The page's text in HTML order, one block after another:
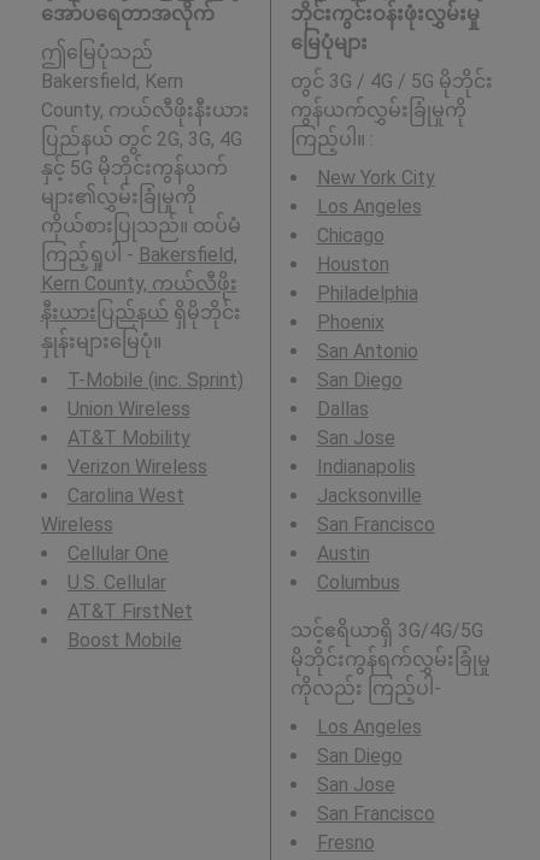
အော်ပရေတာအလိုက်
ဤမြေပုံသည်
Bakersfield, Kern
County, ကယ်လီဖိုးနီးယား
ပြည်နယ် တွင် 2G, 3G, 4G
နှင့် 5G မိုဘိုင်းကွန်ယက်
များ၏လွှမ်းခြုံမှုကို
ကိုယ်စားပြုသည်။ ထပ်မံ
ကြည့်ရှုပါ - Bakersfield,
Kern County, ကယ်လီဖိုး
နီးယားပြည်နယ် ရှိမိုဘိုင်း
နှုန်းများမြေပုံ။
T-Mobile (inc. Sprint)
Union Wireless
AT&T Mobility
Verizon Wireless
Carolina West
Wireless
Cellular One
U.S. Cellular
AT&T FirstNet
Boost Mobile
ဘိုင်းကွင်းဝန်းဖုံးလွှမ်းမှု
မြေပုံများ
တွင် 3G / 4G / 5G မိုဘိုင်း
ကွန်ယက်လွှမ်းခြုံမှုကို
ကြည့်ပါ။ :
New York City
Los Angeles
Chicago
Houston
Philadelphia
Phoenix
San Antonio
San Diego
Dallas
San Jose
Indianapolis
Jacksonville
San Francisco
Austin
Columbus
သင့်ဧရိယာရှိ 3G/4G/5G
မိုဘိုင်းကွန်ရက်လွှမ်းခြုံမှု
ကိုလည်း ကြည့်ပါ-
Los Angeles
San Diego
San Jose
San Francisco
Fresno